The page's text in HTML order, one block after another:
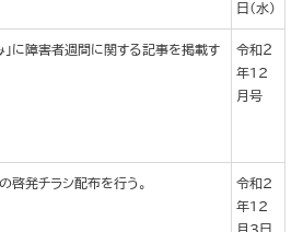
日（水）
」に障害者週間に関する記事を掲載す
令和２
年12
月号
啓発チラシ配布を行う。
令和2
年12
月3日